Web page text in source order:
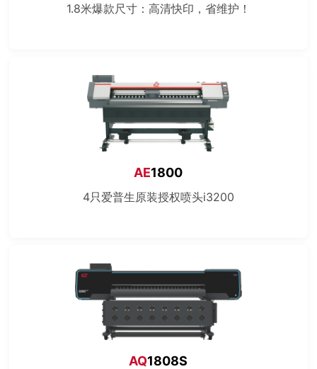
1.8米爆款尺寸：高清快印，省维护！
AE1800
4只爱普生原装授权喷头i3200
AQ1808S